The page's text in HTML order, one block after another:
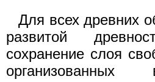
Для всех древних
развитой
сохранение слоя